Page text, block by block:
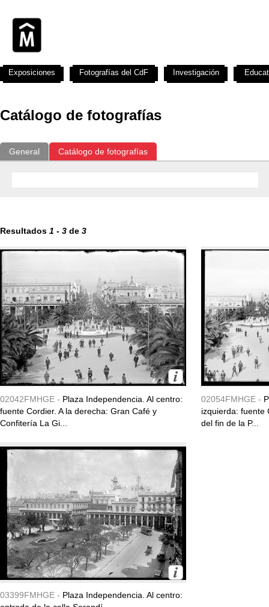
Catálogo de fotografías
General Catálogo de fotografías
Resultados 1 - 3 de 3
02042FMHGE - Plaza Independencia. Al centro:
fuente Cordier. A la derecha: Gran Café y
Confitería La Gi...
02054FMHGE -
izquierda: fuente
del fin de la P...
03399FMHGE - Plaza Independencia. Al centro:
Exposiciones Fotografías del CdF Investigación